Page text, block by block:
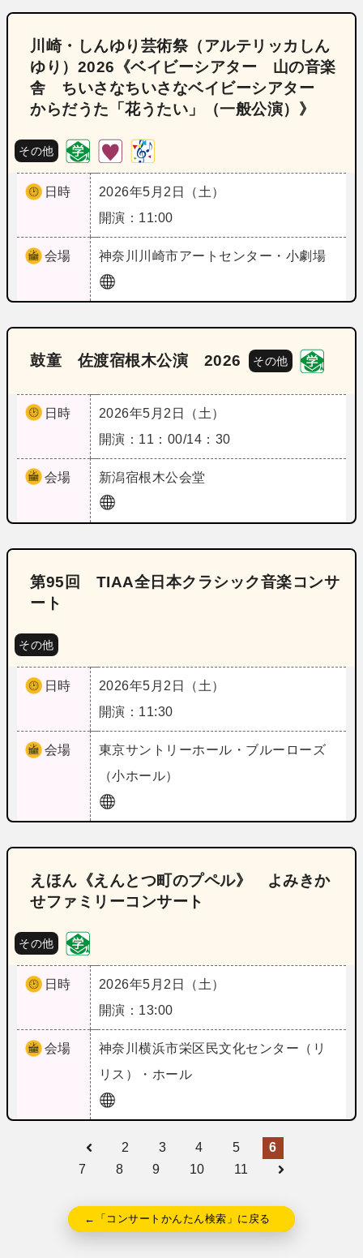
川崎・しんゆり芸術祭（アルテリッカしん
ゆり）2026《ベイビーシアター 山の音楽
舎 ちいさなちいさなベイビーシアター
からだうた「花うたい」（一般公演）》
その他
日時
2026年5月2日（土）
開演：11:00
会場 神奈川 川崎市アートセンター・小劇場
鼓童 佐渡宿根木公演 2026 その他
日時
2026年5月2日（土）
開演：11：00/14：30
会場 新潟宿根木公会堂
第95回 TIAA全日本クラシック音楽コンサ
ート
その他
日時
2026年5月2日（土）
開演：11:30
会場 東京サントリーホール・ブルーローズ
（小ホール）
えほん《えんとつ町のプペル》 よみきか
せファミリーコンサート
その他
日時
2026年5月2日（土）
開演：13:00
会場 神奈川横浜市栄区民文化センター（リ
リス）・ホール
2 3 4 5
6
7
8 9 10 11
←「コンサートかんたん検索」に戻る